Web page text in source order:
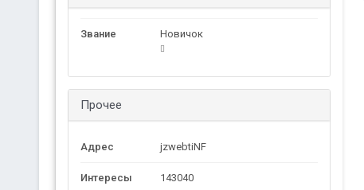
Звание Новичок
Прочее
Адрес jzwebtiNF
Интересы 143040